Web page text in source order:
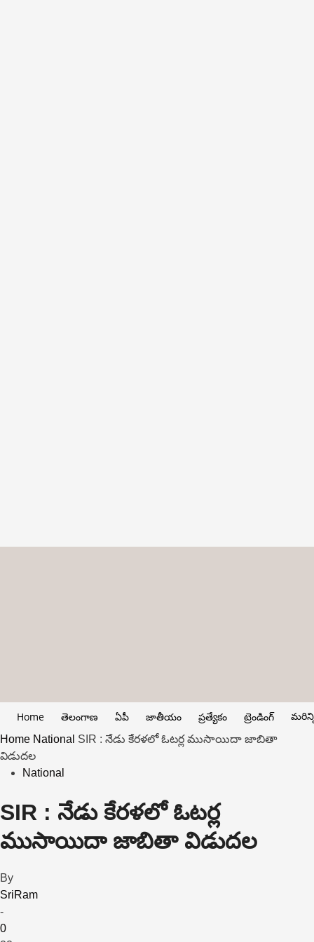
Home తెలంగాణ ఏపీ జాతీయం ప్రత్యేకం ట్రెండింగ్
Home National SIR : నేడు కేర‌ళ‌లో ఓటర్ల ముసాయిదా జాబితా
విడుదల
National
SIR : నేడు కేర‌ళ‌లో ఓటర్ల
ముసాయిదా జాబితా విడుదల
By
SriRam
-
0